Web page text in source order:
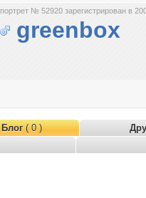
портрет № 52920 зарегистрирован в
greenbox
Блог( 0 )